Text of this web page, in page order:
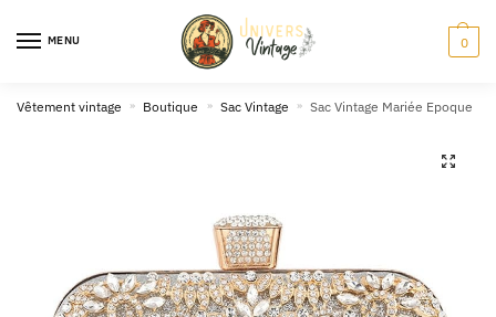
MENU 0
Vêtement vintage » Boutique » Sac Vintage » Sac Vintage Mariée Epoque
🔍